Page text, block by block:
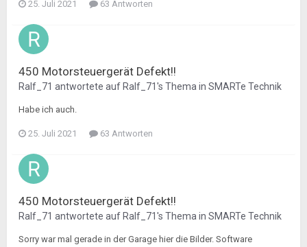
25. Juli 2021 63 Antworten
450 Motorsteuergerät Defekt!!
Ralf_71 antwortete auf Ralf_71's Thema in SMARTe Technik
Habe ich auch.
25. Juli 2021 63 Antworten
450 Motorsteuergerät Defekt!!
Ralf_71 antwortete auf Ralf_71's Thema in SMARTe Technik
Sorry war mal gerade in der Garage hier die Bilder. Software